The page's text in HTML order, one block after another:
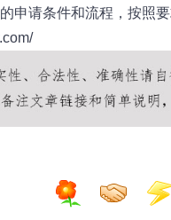
申请条件和流程，按照